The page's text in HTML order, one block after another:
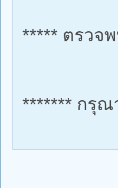
***** ตรวจ
******* กรุ